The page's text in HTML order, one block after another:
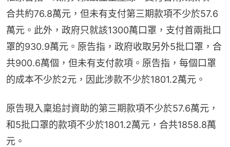
合共約76.8萬元，但未有支付第三期款項不少於57.6
萬元。此外，政府只就該1300萬口罩，支付首兩批口
罩的930.9萬元。原告指，政府收取另外5批口罩，合
共900.6萬個，但未有支付款項。原告指，每個口罩
的成本不少於2元，因此涉款不少於1801.2萬元。
原告現入稟追討資助的第三期款項不少於57.6萬元，
和5批口罩的款項不少於1801.2萬元，合共1858.8萬
元。